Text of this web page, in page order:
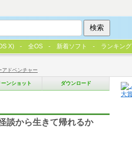
アドベンチャー
ーンショット ダウンロード
談から生きて帰れるか
X) 全OS 新着ソフト ランキング